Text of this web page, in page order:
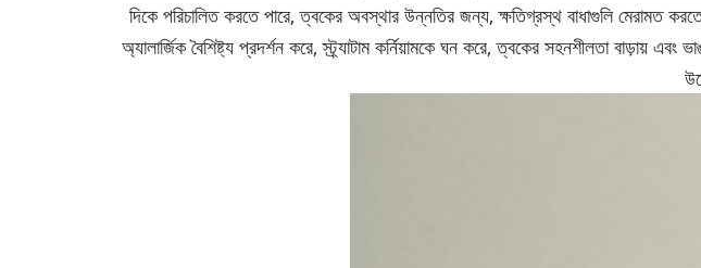
দিকে পরিচালিত করতে পারে, ত্বকের অবস্থার উন্নতির জন্য, ক্ষতিগ্রস্থ বাধাগুলি মেরামত
অ্যালার্জিক বৈশিষ্ট্য প্রদর্শন করে, স্ট্র্যাটাম কর্নিয়ামকে ঘন করে, ত্বকের সহনশীলতা বাড়ায়